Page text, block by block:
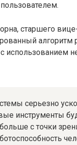
старшего
использованием
серьезно
инструменты
с точки